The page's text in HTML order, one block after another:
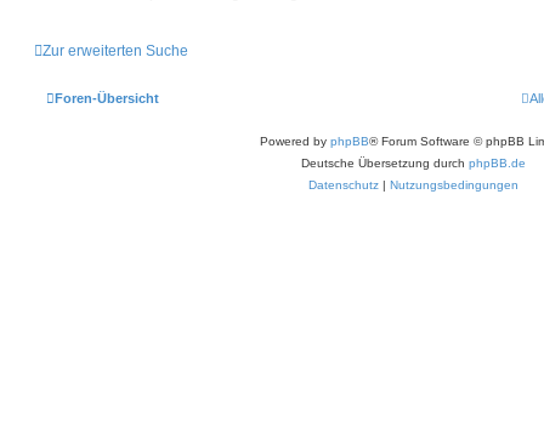
Zur erweiterten Suche
Foren-Übersicht
Powered by phpBB® Forum Software © phpBB
Deutsche Übersetzung durch phpBB.de
Datenschutz | Nutzungsbedingungen